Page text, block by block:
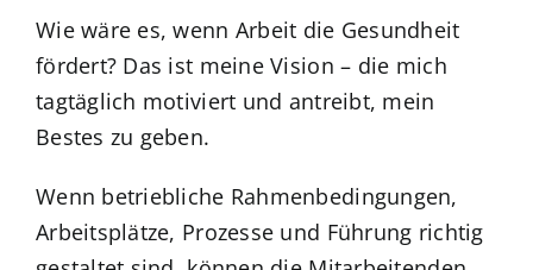
Wie wäre es, wenn Arbeit die Gesundheit
fördert? Das ist meine Vision – die mich
tagtäglich motiviert und antreibt, mein
Bestes zu geben.
Wenn betriebliche Rahmenbedingungen,
Arbeitsplätze, Prozesse und Führung richtig